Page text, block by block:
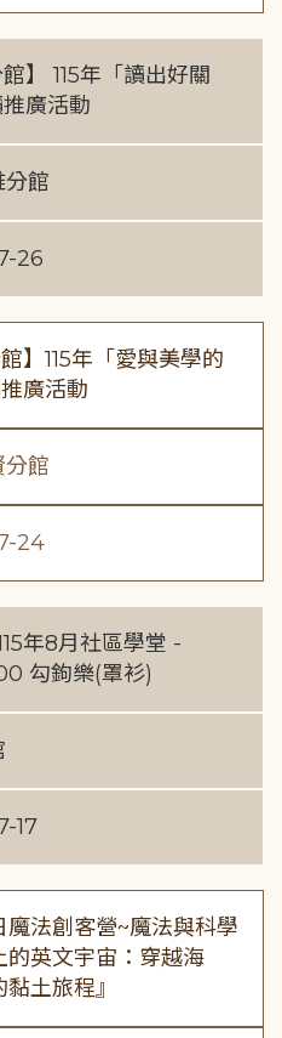
】 115年「讀出好關
廣活動
分館
26
】115年「愛與美學的
廣活動
分館
24
年8月社區學堂 -
勾鉤樂(罩衫)
17
魔法創客營~魔法與科學
英文宇宙：穿越海
土旅程』